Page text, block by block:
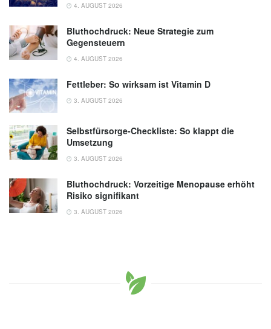
4. AUGUST 2026
Bluthochdruck: Neue Strategie zum
Gegensteuern
4. AUGUST 2026
Fettleber: So wirksam ist Vitamin D
3. AUGUST 2026
Selbstfürsorge-Checkliste: So klappt die
Umsetzung
3. AUGUST 2026
Bluthochdruck: Vorzeitige Menopause erhöht
Risiko signifikant
3. AUGUST 2026